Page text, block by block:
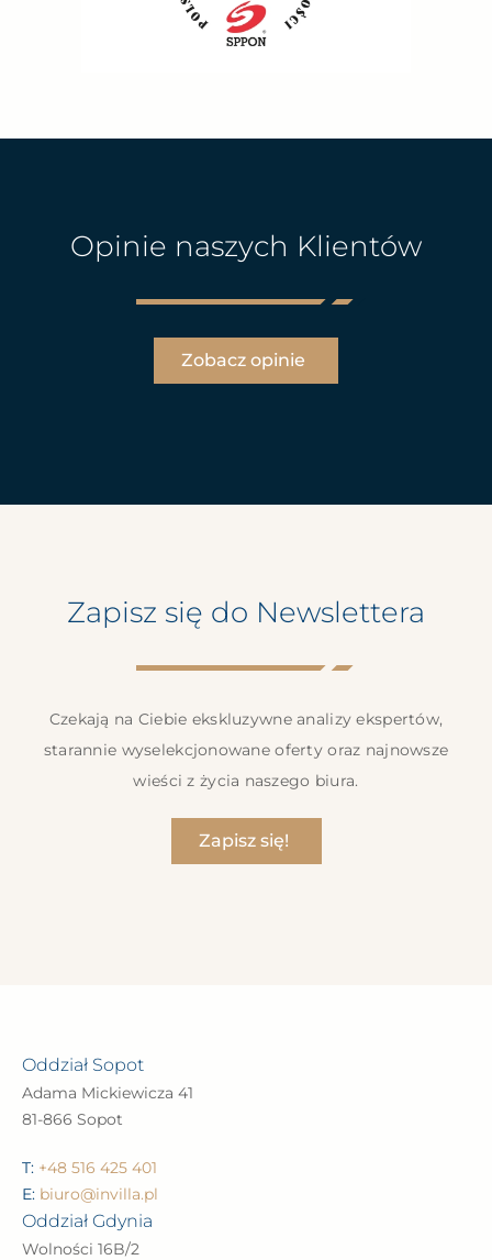
Opinie naszych Klientów
Zobacz opinie
Zapisz się do Newslettera
Czekają na Ciebie ekskluzywne analizy ekspertów,
starannie wyselekcjonowane oferty oraz najnowsze
wieści z życia naszego biura.
Zapisz się!
Oddział Sopot
Adama Mickiewicza 41
81-866 Sopot
T: +48 516 425 401
E: biuro@invilla.pl
Oddział Gdynia
Wolności 16B/2